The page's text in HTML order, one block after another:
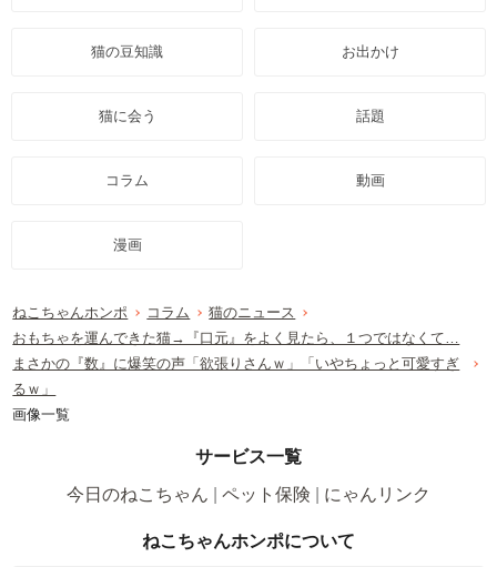
猫の豆知識 お出かけ
猫に会う 話題
コラム 動画
漫画
ねこちゃんホンポ コラム
猫のニュース
おもちゃを運んできた猫→『口元』をよく見たら、１つではなくて…
まさかの『数』に爆笑の声「欲張りさんｗ」「いやちょっと可愛すぎ
るｗ」
画像一覧
サービス一覧
今日のねこちゃん
ペット保険 にゃんリンク
ねこちゃんホンポについて